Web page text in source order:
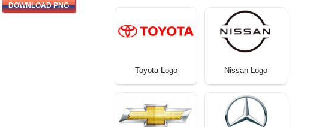
DOWNLOAD PNG
Toyota Logo Nissan Logo